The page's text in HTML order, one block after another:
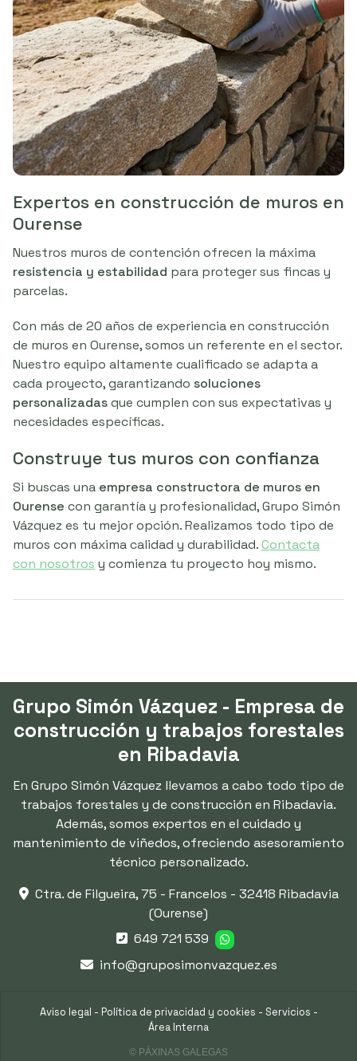
Expertos en construcción de muros en
Ourense
Nuestros muros de contención ofrecen la máxima
resistencia y estabilidad para proteger sus fincas y
parcelas.
Con más de 20 años de experiencia en construcción
de muros en Ourense, somos un referente en el sector.
Nuestro equipo altamente cualificado se adapta a
cada proyecto, garantizando soluciones
personalizadasque cumplen con sus expectativas y
necesidades específicas.
Construye tus muros con confianza
Si buscas una empresa constructora de muros en
Ourense con garantía y profesionalidad, Grupo Simón
Vázquez es tu mejor opción. Realizamos todo tipo de
muros con máxima calidad y durabilidad.Contacta
con nosotros y comienza tu proyecto hoy mismo.
Grupo Simón Vázquez - Empresa de
construcción y trabajos forestales
en Ribadavia
En Grupo Simón Vázquez llevamos a cabo todo tipo de
trabajos forestales y de construcción en Ribadavia.
Además, somos expertos en el cuidado y
mantenimiento de viñedos, ofreciendo asesoramiento
técnico personalizado.
Ctra. de Filgueira, 75 - Francelos - 32418 Ribadavia
(Ourense)
649 721 539
info@gruposimonvazquez.es
Aviso legal - Política de privacidad y cookies - Servicios -
Área Interna
© PÁXINAS GALEGAS